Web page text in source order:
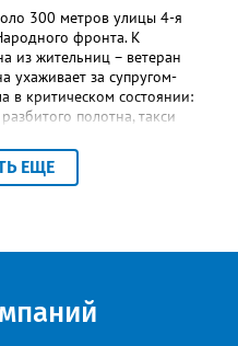
300 метров улицы 4-я
фронта. К
из жительниц – ветеран
ухаживает за супругом-
в критическом состоянии:
полотна, такси
до больного.
и другие инстанции,
в мэрию Златоуста.
ЕЩЕ